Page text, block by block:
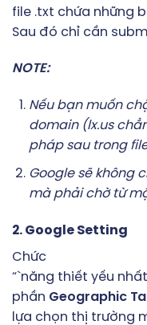
file .txt chứa những
Sau đó chỉ cần
NOTE:
Nếu bạn muốn
domain (lx.us
pháp sau trong
Google sẽ không
mà phải chờ từ
2. Google Setting
Chức
“`năng thiết yếu
phần Geographic
lựa chọn thị trường